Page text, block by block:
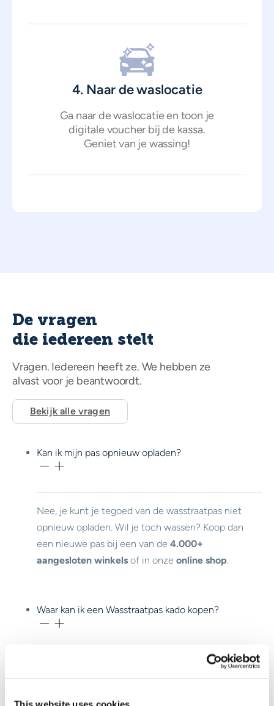
4. Naar de waslocatie
Ga naar de waslocatie en toon je
digitale voucher bij de kassa.
Geniet van je wassing!
De vragen
die iedereen stelt
Vragen. Iedereen heeft ze. We hebben ze
alvast voor je beantwoordt.
Bekijk alle vragen
Kan ik mijn pas opnieuw opladen?
Nee, je kunt je tegoed van de wasstraatpas niet
opnieuw opladen. Wil je toch wassen? Koop dan
een nieuwe pas bij een van de 4.000+
aangesloten winkels of in onze online shop
Waar kan ik een Wasstraatpas kado kopen?
4.000